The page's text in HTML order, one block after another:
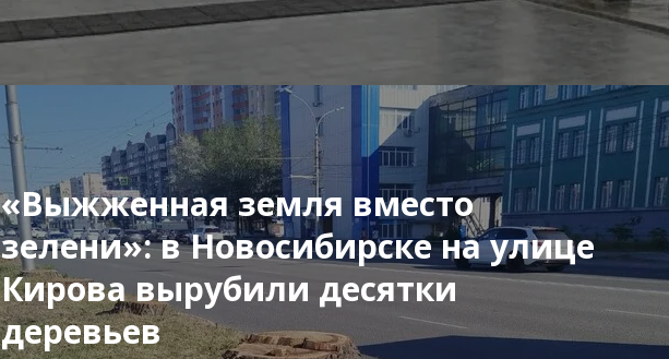
«Выжженная земля вместо
зелени»: в Новосибирске на улице
Кирова вырубили десятки
деревьев